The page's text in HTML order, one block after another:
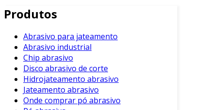
conforme sua composição e aplicação. Entre os
Óxido de Alumínio: Utilizado para
abrasivos de alta dureza, é ideal para a
indústria metalúrgica.
Carbeto de Silício: Perfeito para
materiais mais macios e que exigem um
acabamento mais refinado.
Produtos
Abrasivo para jateamento
Abrasivo industrial
Chip abrasivo
Disco abrasivo de corte
Hidrojateamento abrasivo
Jateamento abrasivo
Onde comprar pó abrasivo